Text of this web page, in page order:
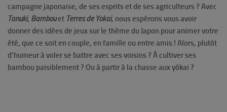
campagne japonaise, de ses esprits et de ses agriculteurs ? Avec
Tanuki, Bambouet Terres de Yokai, nous espérons vous avoir
donner des idées de jeux sur le thème du Japon pour animer votre
été, que ce soit en couple, en famille ou entre amis ! Alors, plutôt
d’humeur à voler se battre avec ses voisins ? À cultiver ses
bambou paisiblement ? Ou à partir à la chasse aux yôkai ?